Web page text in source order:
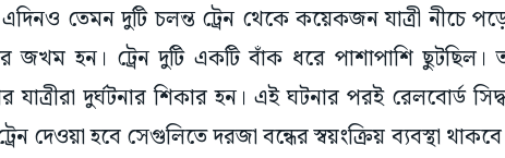
তেমন দুটি চলন্ত ট্রেন থেকে কয়েকজন যাত্রী নীচে
হন। ট্রেন দুটি একটি বাঁক ধরে পাশাপাশি ছুটছিল।
যাত্রীরা দুর্ঘটনার শিকার হন। এই ঘটনার পরই রেলবোর্ড
দেওয়া হবে সেগুলিতে দরজা বন্ধের স্বয়ংক্রিয় ব্যবস্থা